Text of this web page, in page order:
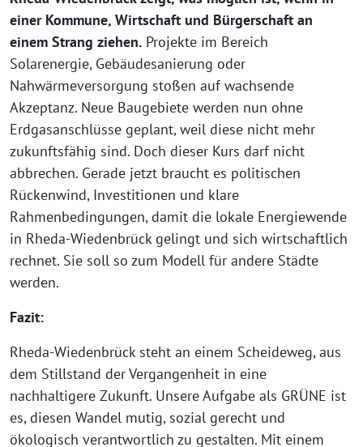
einer Kommune, Wirtschaft und Bürgerschaft an
einem Strang ziehen. Projekte im Bereich
Solarenergie, Gebäudesanierung oder
Nahwärmeversorgung stoßen auf wachsende
Akzeptanz. Neue Baugebiete werden nun ohne
Erdgasanschlüsse geplant, weil diese nicht mehr
zukunftsfähig sind. Doch dieser Kurs darf nicht
abbrechen. Gerade jetzt braucht es politischen
Rückenwind, Investitionen und klare
Rahmenbedingungen, damit die lokale Energiewende
in Rheda-Wiedenbrück gelingt und sich wirtschaftlich
rechnet. Sie soll so zum Modell für andere Städte
werden.
Fazit:
Rheda-Wiedenbrück steht an einem Scheideweg, aus
dem Stillstand der Vergangenheit in eine
nachhaltigere Zukunft. Unsere Aufgabe als GRÜNE ist
es, diesen Wandel mutig, sozial gerecht und
ökologisch verantwortlich zu gestalten. Mit einem